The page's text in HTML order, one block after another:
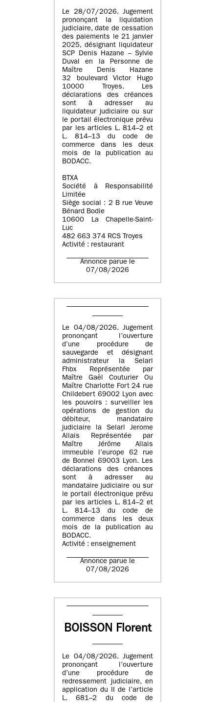
Le 28/07/2026. Jugement
prononçant la liquidation
judiciaire, date de cessation
des paiements le 21 janvier
2025, désignant liquidateur
SCP Denis Hazane – Sylvie
Duval en la Personne de
Maître Denis Hazane
32 boulevard Victor Hugo
10000 Troyes. Les
déclarations des créances
sont à adresser au
liquidateur judiciaire ou sur
le portail électronique prévu
par les articles L. 814–2 et
L. 814–13 du code de
commerce dans les deux
mois de la publication au
BODACC.
BTXA
Société à Responsabilité
Limitée
Siège social : 2 B rue Veuve
Bénard Bodie
10600 La Chapelle-Saint-
Luc
482 663 374 RCS Troyes
Activité : restaurant
Annonce parue le
07/08/2026
Le 04/08/2026. Jugement
prononçant l’ouverture
d’une procédure de
sauvegarde et désignant
administrateur la Selarl
Fhbx Représentée par
Maître Gaël Couturier Ou
Maître Charlotte Fort 24 rue
Childebert 69002 Lyon avec
les pouvoirs : surveiller les
opérations de gestion du
débiteur, mandataire
judiciaire la Selarl Jerome
Allais Représentée par
Maître Jérôme Allais
immeuble l’europe 62 rue
de Bonnel 69003 Lyon. Les
déclarations des créances
sont à adresser au
mandataire judiciaire ou sur
le portail électronique prévu
par les articles L. 814–2 et
L. 814–13 du code de
commerce dans les deux
mois de la publication au
BODACC.
Activité : enseignement
Annonce parue le
07/08/2026
BOISSON Florent
Le 04/08/2026. Jugement
prononçant l’ouverture
d’une procédure de
redressement judiciaire, en
application du II de l’article
L. 681–2 du code de